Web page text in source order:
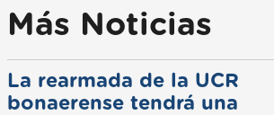
Más Noticias
La rearmada de la UCR
bonaerense tendrá una